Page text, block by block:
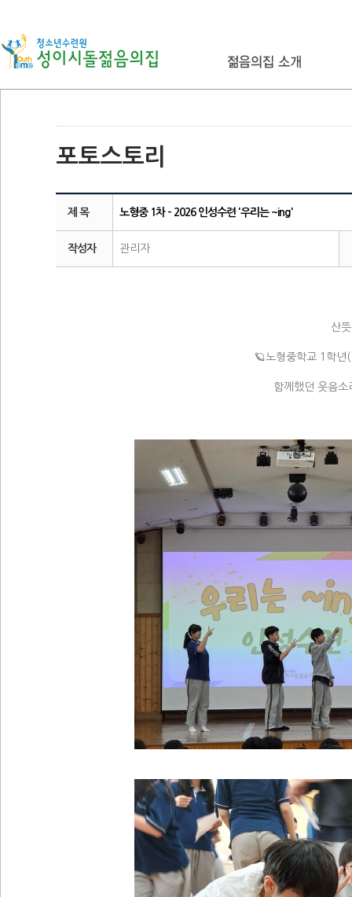
포토스토리
제 목 노형중 1차 - 2026 인성수련 '우리는 ~ing'
작성자 관리자
산
🪐노형중학교 1학년
함께했던 웃음